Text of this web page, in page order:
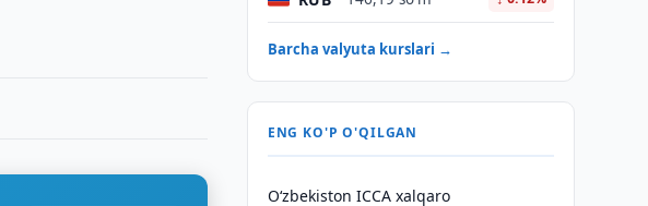
Barcha valyuta kurslari →
ENG KO'P O'QILGAN
O‘zbekiston ICCA xalqaro